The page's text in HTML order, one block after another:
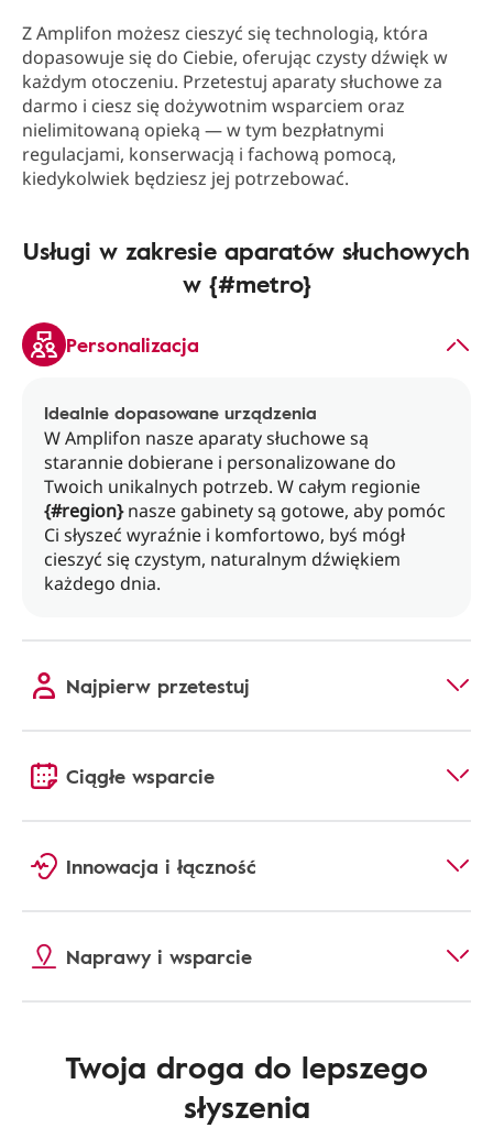
Z Amplifon możesz cieszyć się technologią, która
dopasowuje się do Ciebie, oferując czysty dźwięk w
każdym otoczeniu. Przetestuj aparaty słuchowe za
darmo i ciesz się dożywotnim wsparciem oraz
nielimitowaną opieką — w tym bezpłatnymi
regulacjami, konserwacją i fachową pomocą,
kiedykolwiek będziesz jej potrzebować.
Usługi w zakresie aparatów słuchowych
w {#metro}
Personalizacja
Idealnie dopasowane urządzenia
W Amplifon nasze aparaty słuchowe są
starannie dobierane i personalizowane do
Twoich unikalnych potrzeb. W całym regionie
{#region}nasze gabinety są gotowe, aby pomóc
Ci słyszeć wyraźnie i komfortowo, byś mógł
cieszyć się czystym, naturalnym dźwiękiem
każdego dnia.
Najpierw przetestuj
Ciągłe wsparcie
Innowacja i łączność
Naprawy i wsparcie
Twoja droga do lepszego
słyszenia